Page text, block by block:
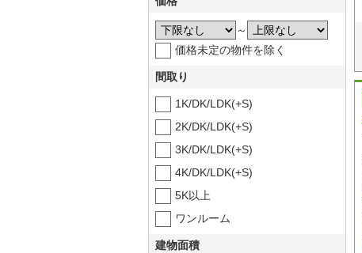
～
価格未定の物件を除く
間取り
1K/DK/LDK(+S)
2K/DK/LDK(+S)
3K/DK/LDK(+S)
4K/DK/LDK(+S)
5K以上
ワンルーム
建物面積